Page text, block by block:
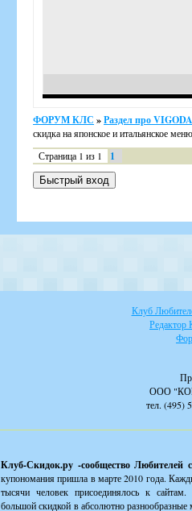
ФОРУМ КЛС »Раздел про VIGODA
скидка на японское и итальянское
Страница 1 из 1 1
Клуб
Редактор
ООО
тел. (495)
Клуб-Скидок.ру -сообщество Любителей
купономания пришла в марте 2010 года.
тысячи человек присоединялось к
большой скидкой в абсолютно